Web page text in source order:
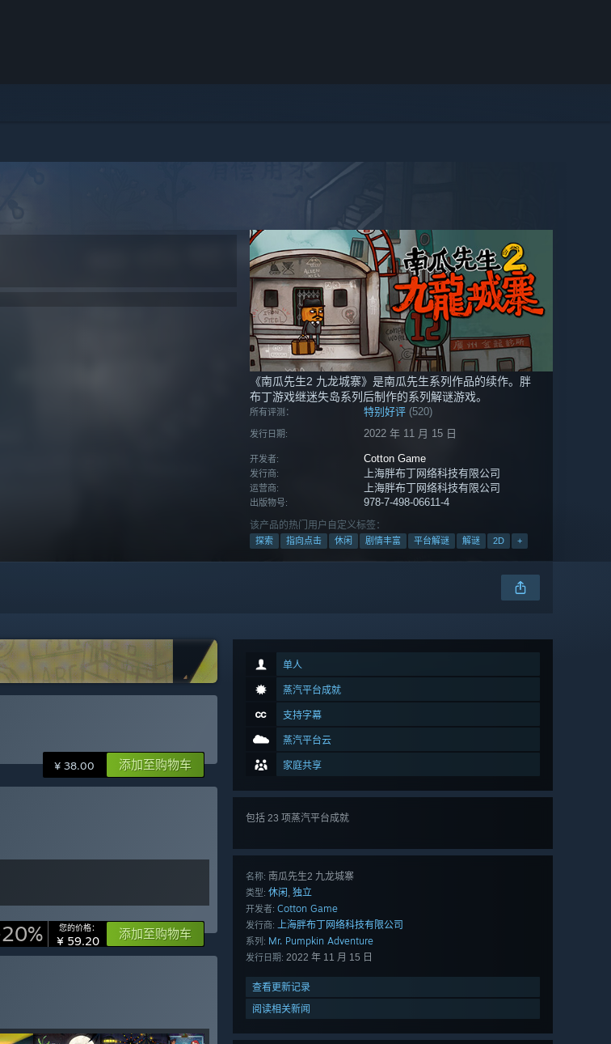
《南瓜先生2 九龙城寨》是南瓜先生系列作品的续作。胖
布丁游戏继迷失岛系列后制作的系列解谜游戏。
所有评测： 特别好评 (520)
发行日期: 2022 年 11 月 15 日
开发者: Cotton Game
发行商: 上海胖布丁网络科技有限公司
运营商: 上海胖布丁网络科技有限公司
出版物号: 978-7-498-06611-4
该产品的热门用户自定义标签：
探索 指向点击 休闲 剧情丰富 平台解谜 解谜 2D +
单人
蒸汽平台成就
支持字幕
蒸汽平台云
家庭共享
包括 23 项蒸汽平台成就
名称: 南瓜先生2 九龙城寨
类型: 休闲, 独立
开发者: Cotton Game
发行商: 上海胖布丁网络科技有限公司
系列: Mr. Pumpkin Adventure
发行日期: 2022 年 11 月 15 日
查看更新记录
阅读相关新闻
¥ 38.00 添加至购物车
您的价格：
¥ 59.20 添加至购物车